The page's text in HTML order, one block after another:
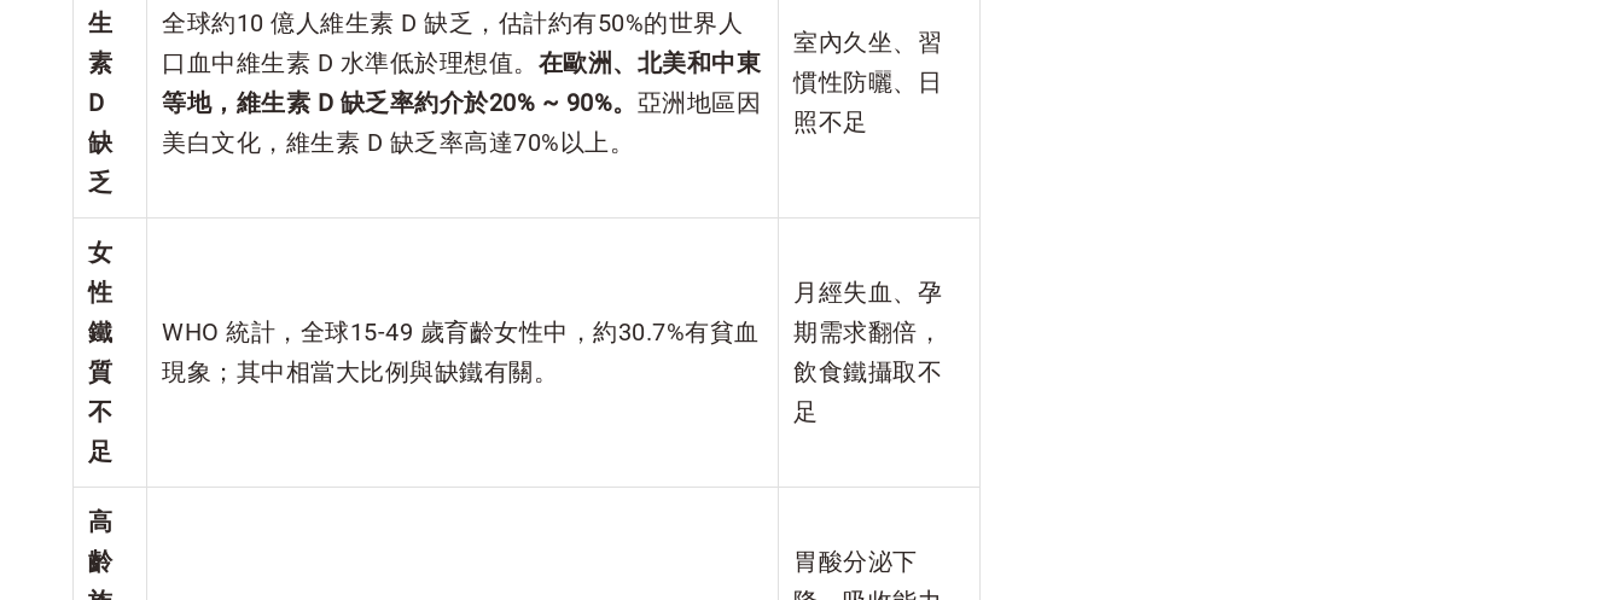
生
素
D
缺
乏
全球約10 億人維生素 D 缺乏，估計約有50%的世界人
口血中維生素 D 水準低於理想值。 在歐洲、北美和中東
等地，維生素 D 缺乏率約介於20% ~ 90%。 亞洲地區因
美白文化，維生素 D 缺乏率高達70%以上。
室內久坐、習
慣性防曬、日
照不足
女
性
鐵
質
不
足
WHO 統計，全球15-49 歲育齡女性中，約30.7%有貧血
現象；其中相當大比例與缺鐵有關。
月經失血、孕
期需求翻倍，
飲食鐵攝取不
足
高
齡
胃酸分泌下